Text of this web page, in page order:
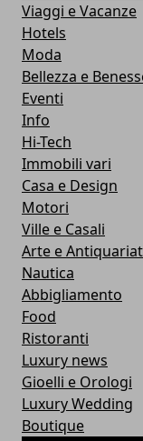
Viaggi e Vacanze
Hotels
Moda
Bellezza e
Eventi
Info
Hi-Tech
Immobili vari
Casa e Design
Motori
Ville e Casali
Arte e
Nautica
Abbigliamento
Food
Ristoranti
Luxury news
Gioelli e Orologi
Luxury Wedding
Boutique